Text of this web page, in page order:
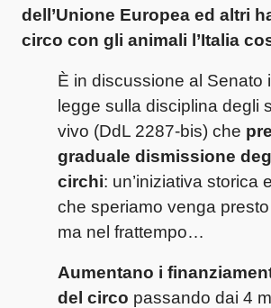
dell’Unione Europea ed altri
circo con gli animali l’Italia
È in discussione al Senato
legge sulla disciplina degli
vivo (DdL 2287-bis) che
graduale dismissione
circhi: un’iniziativa storica
che speriamo venga
ma nel frattempo…
Aumentano i
del circo passando dai 4